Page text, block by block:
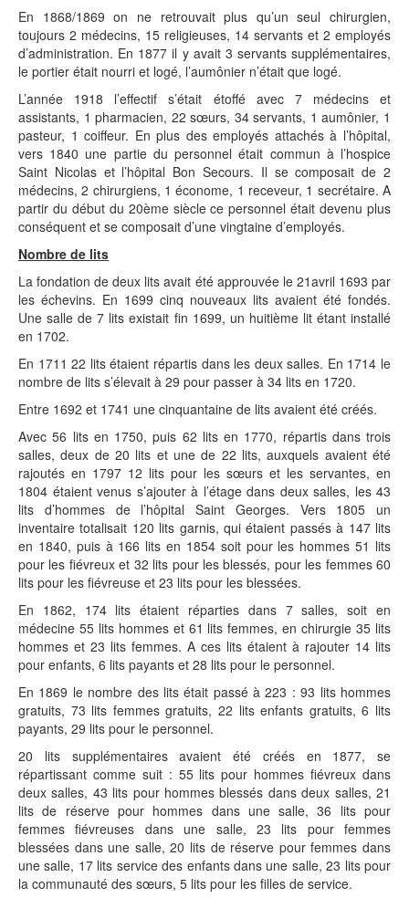
En 1868/1869 on ne retrouvait plus qu’un seul chirurgien,
toujours 2 médecins, 15 religieuses, 14 servants et 2 employés
d’administration. En 1877 il y avait 3 servants supplémentaires,
le portier était nourri et logé, l’aumônier n’était que logé.
L’année 1918 l’effectif s’était étoffé avec 7 médecins et
assistants, 1 pharmacien, 22 sœurs, 34 servants, 1 aumônier, 1
pasteur, 1 coiffeur. En plus des employés attachés à l’hôpital,
vers 1840 une partie du personnel était commun à l’hospice
Saint Nicolas et l’hôpital Bon Secours. Il se composait de 2
médecins, 2 chirurgiens, 1 économe, 1 receveur, 1 secrétaire. A
partir du début du 20ème siècle ce personnel était devenu plus
conséquent et se composait d’une vingtaine d’employés.
Nombre de lits
La fondation de deux lits avait été approuvée le 21avril 1693 par
les échevins. En 1699 cinq nouveaux lits avaient été fondés.
Une salle de 7 lits existait fin 1699, un huitième lit étant installé
en 1702.
En 1711 22 lits étaient répartis dans les deux salles. En 1714 le
nombre de lits s’élevait à 29 pour passer à 34 lits en 1720.
Entre 1692 et 1741 une cinquantaine de lits avaient été créés.
Avec 56 lits en 1750, puis 62 lits en 1770, répartis dans trois
salles, deux de 20 lits et une de 22 lits, auxquels avaient été
rajoutés en 1797 12 lits pour les sœurs et les servantes, en
1804 étaient venus s’ajouter à l’étage dans deux salles, les 43
lits d’hommes de l’hôpital Saint Georges. Vers 1805 un
inventaire totalisait 120 lits garnis, qui étaient passés à 147 lits
en 1840, puis à 166 lits en 1854 soit pour les hommes 51 lits
pour les fiévreux et 32 lits pour les blessés, pour les femmes 60
lits pour les fiévreuse et 23 lits pour les blessées.
En 1862, 174 lits étaient réparties dans 7 salles, soit en
médecine 55 lits hommes et 61 lits femmes, en chirurgie 35 lits
hommes et 23 lits femmes. A ces lits étaient à rajouter 14 lits
pour enfants, 6 lits payants et 28 lits pour le personnel.
En 1869 le nombre des lits était passé à 223 : 93 lits hommes
gratuits, 73 lits femmes gratuits, 22 lits enfants gratuits, 6 lits
payants, 29 lits pour le personnel.
20 lits supplémentaires avaient été créés en 1877, se
répartissant comme suit : 55 lits pour hommes fiévreux dans
deux salles, 43 lits pour hommes blessés dans deux salles, 21
lits de réserve pour hommes dans une salle, 36 lits pour
femmes fiévreuses dans une salle, 23 lits pour femmes
blessées dans une salle, 20 lits de réserve pour femmes dans
une salle, 17 lits service des enfants dans une salle, 23 lits pour
la communauté des sœurs, 5 lits pour les filles de service.